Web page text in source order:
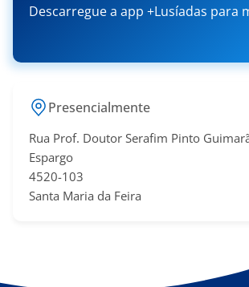
Descarregue a app +Lusíadas para
Presencialmente
Rua Prof. Doutor Serafim Pinto
Espargo
4520-103
Santa Maria da Feira